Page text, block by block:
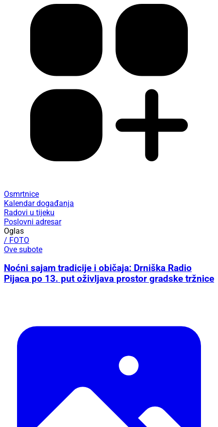
Osmrtnice
Kalendar događanja
Radovi u tijeku
Poslovni adresar
Oglas
/ FOTO
Ove subote
Noćni sajam tradicije i običaja: Drniška Radio
Pijaca po 13. put oživljava prostor gradske tržnice